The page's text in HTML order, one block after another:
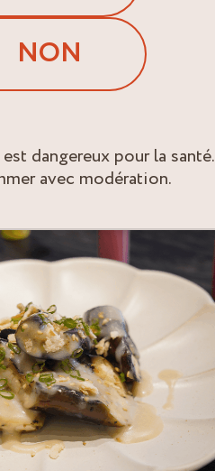
NON
est dangereux pour la santé.
avec modération.